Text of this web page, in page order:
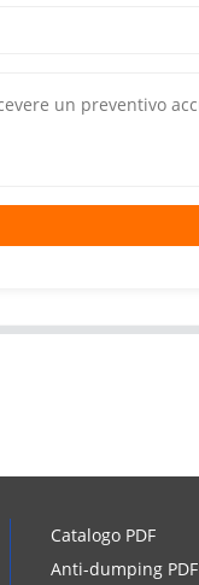
Catalogo PDF
Anti-dumping PDF